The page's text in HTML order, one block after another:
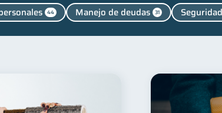
44 Manejo de deudas 31
Entidad
Tarjeta de crédito Historial crediticio 6